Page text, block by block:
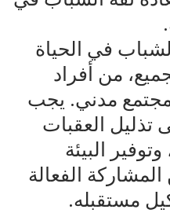
في الحياة
من أفراد
مدني. يجب
تذليل العقبات
البيئة
الفعالة
مستقبله.